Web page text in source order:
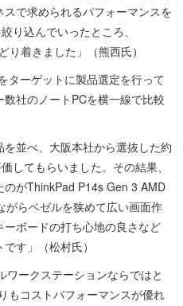
で求められるパフォーマンスを
り込んでいったところ、
着きました」（熊西氏）
ターゲットに製品選定を行って
社のノートPCを横一線で比較
を並べ、大阪本社から選抜した約
してもらいました。その結果、
がThinkPad P14s Gen 3 AMD
がらベゼルを狭めて広い画面作
ボードの打ち心地の良さなど
す」（松村氏）
ワークステーションならではと
もコストパフォーマンスが優れ